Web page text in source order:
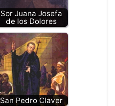
Sor Juana Josefa
de los Dolores
San Pedro Claver